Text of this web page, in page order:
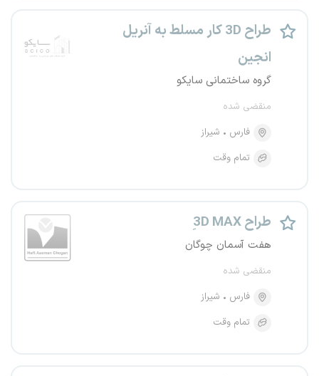
طراح 3D کار مسلط به آنریل
انجین
گروه ساختمانی سایکو
منقضی شده
فارس
شیراز
تمام وقت
3ِD MAX طراح
هفت آسمان چوگان
منقضی شده
فارس
شیراز
تمام وقت